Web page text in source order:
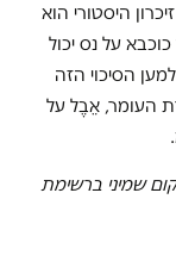
היסטורי הוא
על נס יכול
הסיכוי הזה
העומר, אֵבֶל על
שמיני ברשימת